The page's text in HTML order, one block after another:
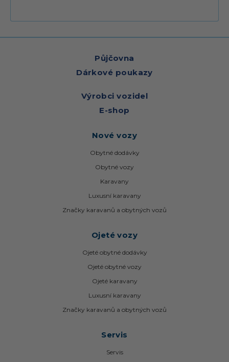
Půjčovna
Dárkové poukazy
Výrobci vozidel
E-shop
Nové vozy
Obytné dodávky
Obytné vozy
Karavany
Luxusní karavany
Značky karavanů a obytných vozů
Ojeté vozy
Ojeté obytné dodávky
Ojeté obytné vozy
Ojeté karavany
Luxusní karavany
Značky karavanů a obytných vozů
Servis
Servis